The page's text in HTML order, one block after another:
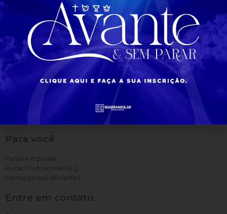
Todas as Noticias
Para você
Palavra e poder
Rede Profissionais IEQ
Mensagens Edificantes
Entre em contato